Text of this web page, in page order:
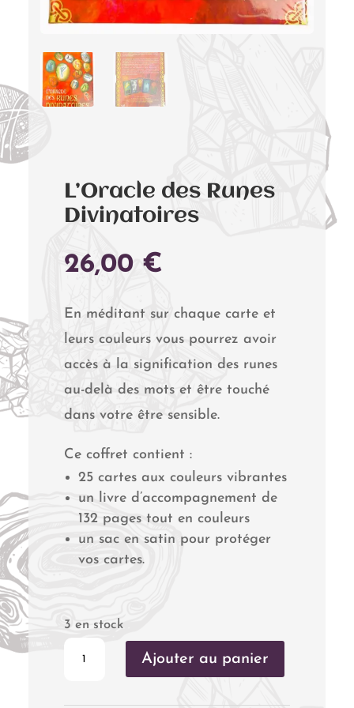
L’Oracle des Runes
Divinatoires
26,00 €
En méditant sur chaque carte et
leurs couleurs vous pourrez avoir
accès à la signification des runes
au-delà des mots et être touché
dans votre être sensible.
Ce coffret contient :
25 cartes aux couleurs vibrantes
un livre d’accompagnement de
132 pages tout en couleurs
un sac en satin pour protéger
vos cartes.
3 en stock
Ajouter au panier